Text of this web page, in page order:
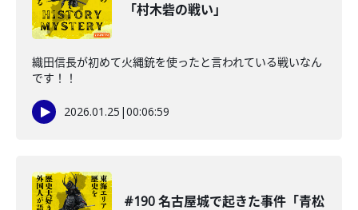
「村木砦の戦い」
織田信長が初めて火縄銃を使ったと言われている戦いなん
です！！
2026.01.25 |00:06:59
#190 名古屋城で起きた事件「青松